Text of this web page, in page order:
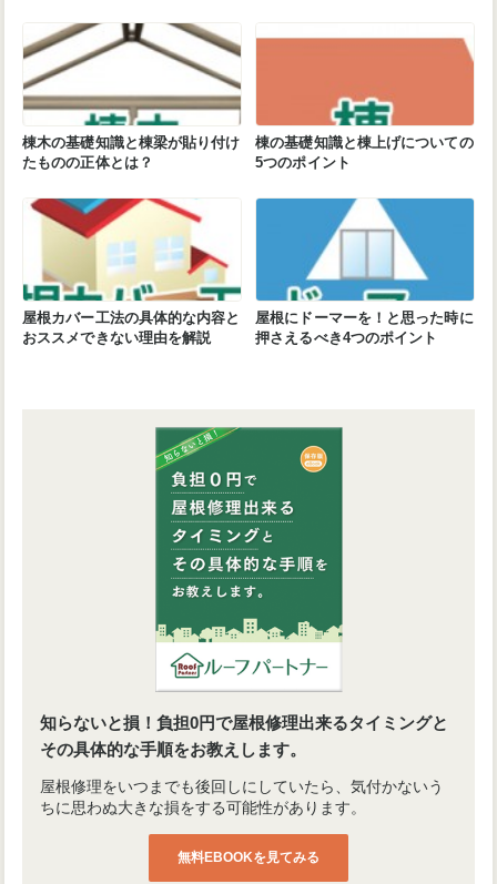
棟木の基礎知識と棟梁が貼り付け
たものの正体とは？
棟の基礎知識と棟上げについての
5つのポイント
屋根カバー工法の具体的な内容と
おススメできない理由を解説
屋根にドーマーを！と思った時に
押さえるべき4つのポイント
知らないと損！負担0円で屋根修理出来るタイミングと
その具体的な手順をお教えします。
屋根修理をいつまでも後回しにしていたら、気付かないう
ちに思わぬ大きな損をする可能性があります。
無料EBOOKを見てみる